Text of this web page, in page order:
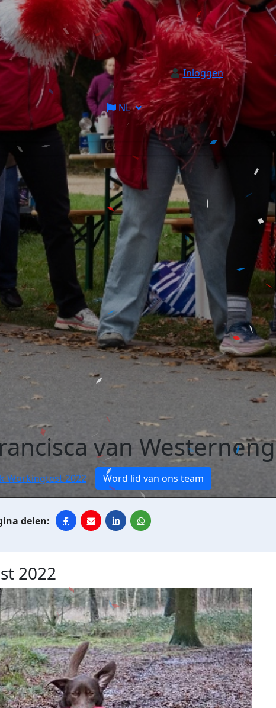
Inloggen
NL
van Westerneng
Workingtest 2022 Word lid van ons team
2022